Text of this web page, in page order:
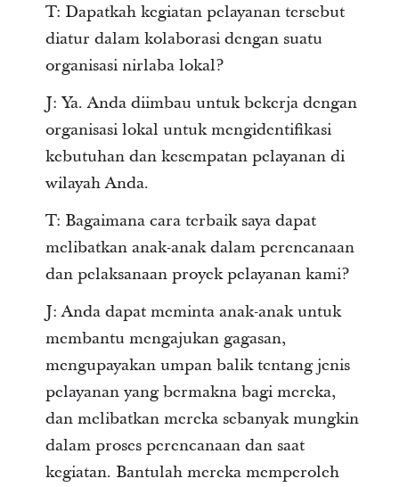
T: Dapatkah kegiatan pelayanan tersebut
diatur dalam kolaborasi dengan suatu
organisasi nirlaba lokal?
J: Ya. Anda diimbau untuk bekerja dengan
organisasi lokal untuk mengidentifikasi
kebutuhan dan kesempatan pelayanan di
wilayah Anda.
T: Bagaimana cara terbaik saya dapat
melibatkan anak-anak dalam perencanaan
dan pelaksanaan proyek pelayanan kami?
J: Anda dapat meminta anak-anak untuk
membantu mengajukan gagasan,
mengupayakan umpan balik tentang jenis
pelayanan yang bermakna bagi mereka,
dan melibatkan mereka sebanyak mungkin
dalam proses perencanaan dan saat
kegiatan. Bantulah mereka memperoleh